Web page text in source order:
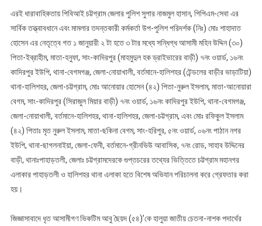
এরই ধারাবাহিকতায় পিবিআই চট্টগ্রাম জেলার পুলিশ সুপার নাজমুল হাসান, পিপিএম-সেবা এর
সার্বিক তত্ত্বাবধানে এবং মামলার তদন্তকারী কর্মকর্তা উপ-পুলিশ পরিদর্শক (নিঃ) মোঃ শাহাদাত
হোসেন এর নেতৃত্বে গত ১ জানুয়ারী ২ টা হতে ৩ টার মধ্যে সন্ধিগ্ধ আসামী মহিন উদ্দিন (৩০)
পিতা-ইব্রাহীম, মাতা-হনুফা, সাং-কাদিরপুর (মাহমুদুল হক ড্রাইভারের বাড়ী) ৭নং ওয়ার্ড, ১৬নং
কাদিরপুর ইউপি, থানা-বেগমগঞ্জ, জেলা-নোয়াখালী, বর্তমানে-হালিশহর (টেন্ডলের বাড়ীর ভাড়াটিয়া)
থানা-হালিশহর, জেলা-চট্টগ্রাম, মোঃ আনোয়ার হোসেন (৪২) পিতা-নুরুল ইসলাম, মাতা-আনোয়ারা
বেগম, সাং-কাদিরপুর (সিরাজুল মিয়ার বাড়ী) ৭নং ওয়ার্ড, ১৬নং কাদিরপুর ইউপি, থানা-বেগমগঞ্জ,
জেলা-নোয়াখালী, বর্তমানে-হালিশহর, থানা-হালিশহর, জেলা-চট্টগ্রাম, এবং মোঃ রফিকুল ইসলাম
(৪২) পিতাঃ মৃত নুরুল ইসলাম, মাতা-ছকিনা বেগম, সাং-হরিপুর, ৫নং ওয়ার্ড, ০৬নং পাঠান নগর
ইউপি, থানা-ছাগলনাইয়া, জেলা-ফেনী, বর্তমানে-গ্রীনভিউ আবাসিক, ৭নং রোড, সাহাব উদ্দিনের
বাড়ী, থানাঃপাহাড়তলী, জেলাঃ চট্টগ্রামদেরকে গুপ্তচরের তথ্যের ভিত্তিতে চট্টগ্রাম মহানগর
এলাকার পাহাড়তলী ও হালিশহর থানা এলাকা হতে বিশেষ অভিযান পরিচালনা করে গ্রেফতার করা
হয়।
জিজ্ঞাসাবাদে ধৃত আসামীগণ ভিকটিম আবু ছৈয়দ (৫৪)’কে হালুয়া জাতীয় চেতনা-নাশক পদার্থের